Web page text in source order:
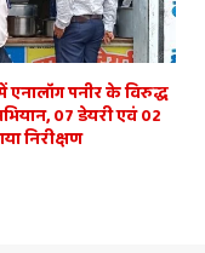
एनालॉग पनीर के विरुद्ध
07 डेयरी एवं 02
निरीक्षण